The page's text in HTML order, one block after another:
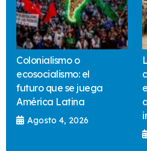
Colonialismo o
ecosocialismo: el
futuro que se juega
América Latina
Agosto 4, 2026